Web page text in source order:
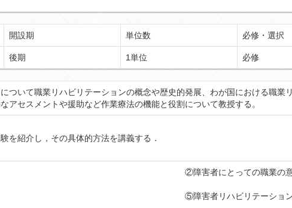
開設期 単位数 必修・選択
後期 1単位 必修
ついて職業リハビリテーションの概念や歴史的発展、わが国における職業
セスメントや援助など作業療法の機能と役割について教授する。
を紹介し，その具体的方法を講義する．
理解できる。 ②障害者にとっての職業の意義が
きる。 ⑤障害者リハビリテーションの歴史的